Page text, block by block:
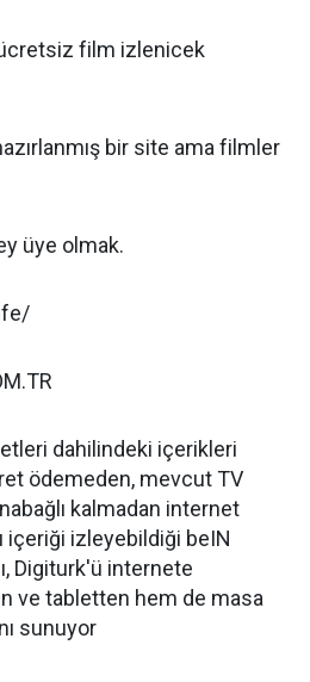
film izlenicek
bir site ama filmler
üye olmak.
dahilindeki içerikleri
ödemeden, mevcut TV
kalmadan internet
içeriği izleyebildiği beIN
Digiturk'ü internete
ve tabletten hem de masa
sunuyor